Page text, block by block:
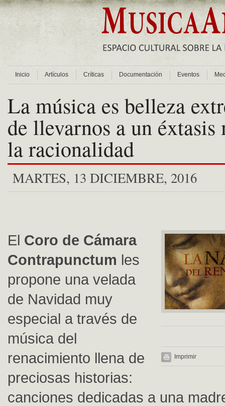
Inicio Artículos Críticas Documentación Eventos
La música es belleza
de llevarnos a un éxtasis
la racionalidad
MARTES, 13 DICIEMBRE, 2016
Imprimir
El Coro de Cámara
Contrapunctum les
propone una velada
de Navidad muy
especial a través de
música del
renacimiento llena de
preciosas historias:
canciones dedicadas a una